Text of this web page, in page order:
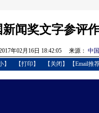
闻奖文字参评
年02月16日 18:42:05 来源： 中
】 【打印 】 【 关闭 】 【Email推